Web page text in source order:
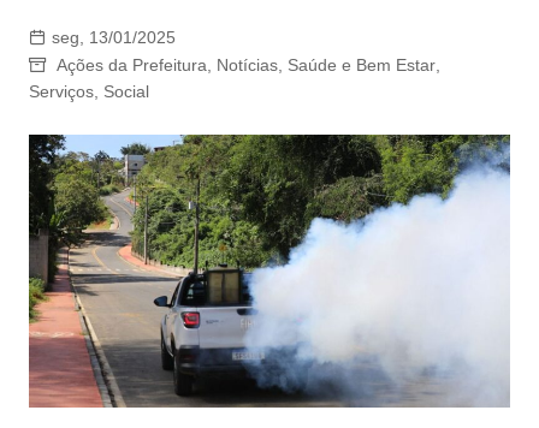
seg, 13/01/2025
Ações da Prefeitura
Notícias, Saúde e Bem Estar,
Serviços, Social